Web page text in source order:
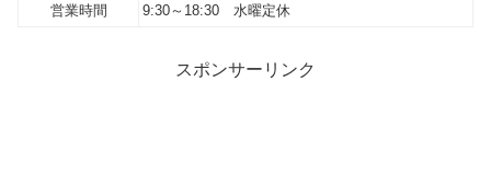
営業時間
9:30～18:30 水曜定休
スポンサーリンク